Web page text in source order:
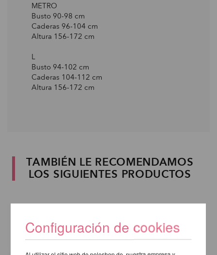
METRO
Busto 90-98 сm
Caderas 96-104 сm
Altura 156-172 сm
L
Busto 94-102 сm
Caderas 104-112 сm
Altura 156-172 сm
TAMBIÉN LE RECOMENDAMOS
LOS SIGUIENTES PRODUCTOS
Configuración de cookies